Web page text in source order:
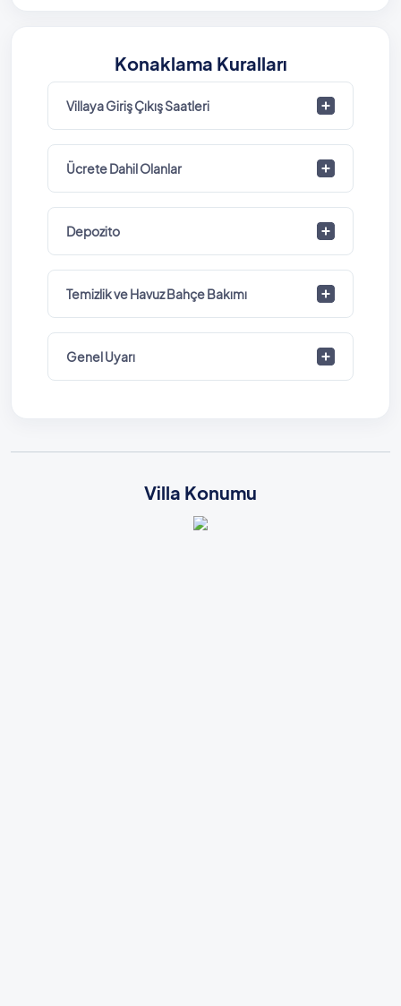
Konaklama Kuralları
Villaya Giriş Çıkış Saatleri
Ücrete Dahil Olanlar
Depozito
Temizlik ve Havuz Bahçe Bakımı
Genel Uyarı
Villa Konumu